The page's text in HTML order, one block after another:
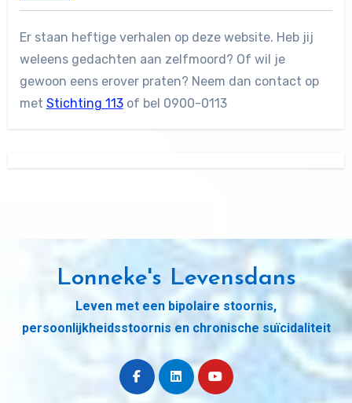
Er staan heftige verhalen op deze website. Heb jij
weleens gedachten aan zelfmoord? Of wil je
gewoon eens erover praten? Neem dan contact op
met Stichting 113of bel 0900-0113
Lonneke's Levensdans
Leven met een bipolaire stoornis,
persoonlijkheidsstoornis en chronische suïcidaliteit